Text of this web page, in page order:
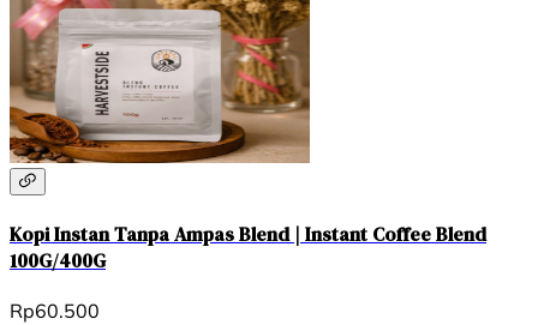
Kopi Instan Tanpa Ampas Blend | Instant Coffee Blend
100G/400G
Rp60.500